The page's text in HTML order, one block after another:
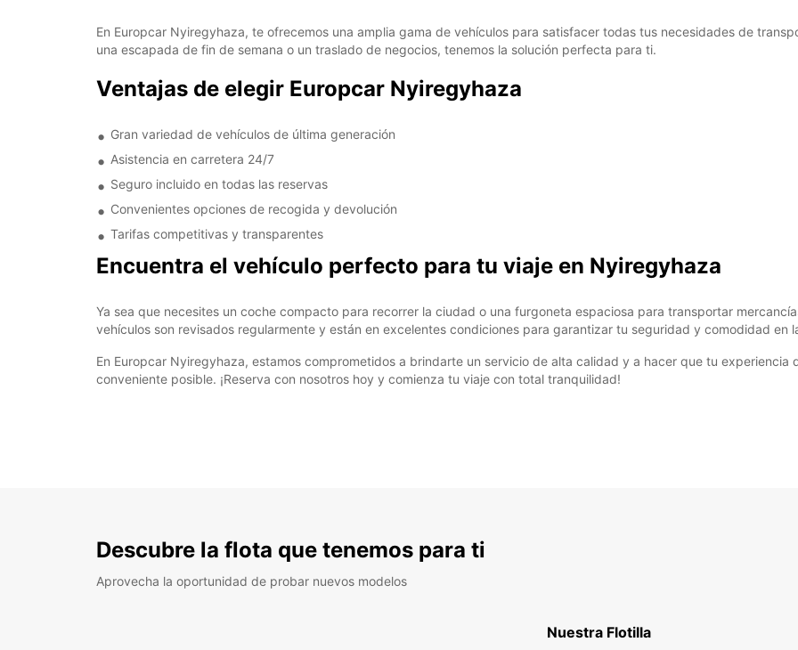
En Europcar Nyiregyhaza, te ofrecemos una amplia gama de vehículos para satisfacer todas tus necesidades de
una escapada de fin de semana o un traslado de negocios, tenemos la solución perfecta para ti.
Ventajas de elegir Europcar Nyiregyhaza
Gran variedad de vehículos de última generación
Asistencia en carretera 24/7
Seguro incluido en todas las reservas
Convenientes opciones de recogida y devolución
Tarifas competitivas y transparentes
Encuentra el vehículo perfecto para tu viaje en Nyiregyhaza
Ya sea que necesites un coche compacto para recorrer la ciudad o una furgoneta espaciosa para transportar
vehículos son revisados regularmente y están en excelentes condiciones para garantizar tu seguridad y comodidad en
En Europcar Nyiregyhaza, estamos comprometidos a brindarte un servicio de alta calidad y a hacer que tu experiencia
conveniente posible. ¡Reserva con nosotros hoy y comienza tu viaje con total tranquilidad!
Descubre la flota que tenemos para ti
Aprovecha la oportunidad de probar nuevos modelos
Nuestra Flotilla